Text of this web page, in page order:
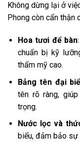
Không dừng lại ở
Phong còn cẩn thận
Hoa tươi để bàn
chuẩn bị kỹ
thẩm mỹ cao.
Bảng tên đại
tên rõ ràng,
trọng.
Nước lọc và
biểu, đảm bảo